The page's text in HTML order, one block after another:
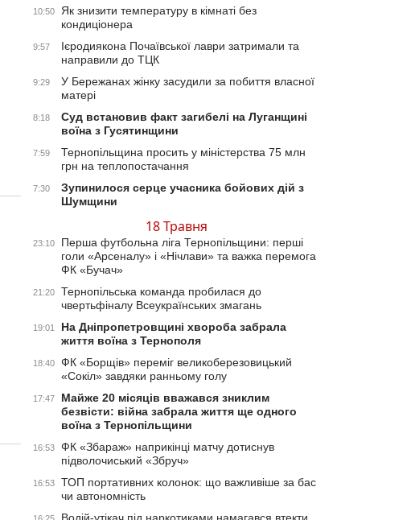
10:50
Як знизити температуру в кімнаті без
кондиціонера
9:57
Ієродиякона Почаївської лаври затримали та
направили до ТЦК
9:29
У Бережанах жінку засудили за побиття власної
матері
8:18
Суд встановив факт загибелі на Луганщині
воїна з Гусятинщини
7:59
Тернопільщина просить у міністерства 75 млн
грн на теплопостачання
7:30
Зупинилося серце учасника бойових дій з
Шумщини
18 Травня
23:10
Перша футбольна ліга Тернопільщини: перші
голи «Арсеналу» і «Нічлави» та важка перемога
ФК «Бучач»
21:20
Тернопільська команда пробилася до
чвертьфіналу Всеукраїнських змагань
19:01
На Дніпропетровщині хвороба забрала
життя воїна з Тернополя
18:40
ФК «Борщів» переміг великоберезовицький
«Сокіл» завдяки ранньому голу
17:47
Майже 20 місяців вважався зниклим
безвісти: війна забрала життя ще одного
воїна з Тернопільщини
16:53
ФК «Збараж» наприкінці матчу дотиснув
підволочиський «Збруч»
16:53
ТОП портативних колонок: що важливіше за бас
чи автономність